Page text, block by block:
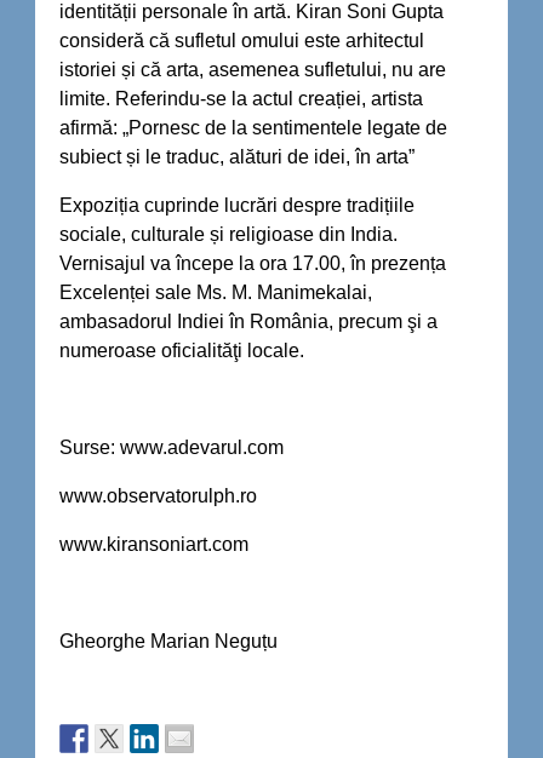
identității personale în artă. Kiran Soni Gupta
consideră că sufletul omului este arhitectul
istoriei și că arta, asemenea sufletului, nu are
limite. Referindu-se la actul creației, artista
afirmă: „Pornesc de la sentimentele legate de
subiect și le traduc, alături de idei, în arta”
Expoziția cuprinde lucrări despre tradițiile
sociale, culturale și religioase din India.
Vernisajul va începe la ora 17.00, în prezența
Excelenței sale Ms. M. Manimekalai,
ambasadorul Indiei în România, precum şi a
numeroase oficialităţi locale.
Surse: www.adevarul.com
www.observatorulph.ro
www.kiransoniart.com
Gheorghe Marian Neguțu